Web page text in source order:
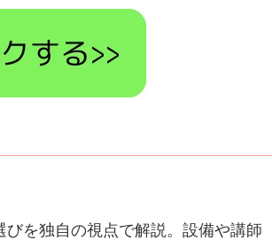
を独自の視点で解説。設備や講師